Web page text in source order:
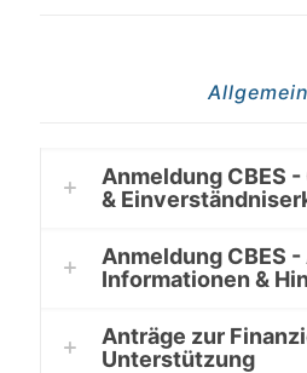
Anmeldung CBES
&
Anmeldung CBES
Informationen &
Anträge zur
Unterstützung